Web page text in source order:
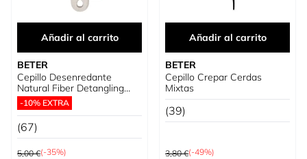
Añadir al carrito
BETER
Cepillo Desenredante
Natural Fiber Detangling
Mini
-10% EXTRA
(67)
Precio habitual
5,00 €(-35%)
Añadir al carrito
BETER
Cepillo Crepar Cerdas
Mixtas
(39)
Precio habitual
3,80 €(-49%)